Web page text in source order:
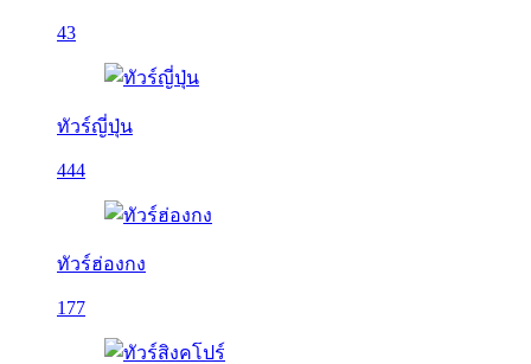
43
ทัวร์ญี่ปุ่น
444
ทัวร์ฮ่องกง
177